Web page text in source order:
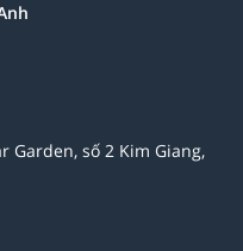
Garden, số 2 Kim Giang,